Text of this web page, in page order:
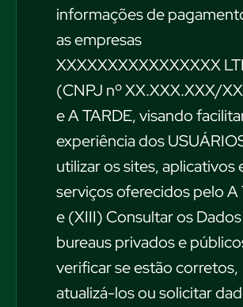
informações de
as empresas
XXXXXXXXXXXXXXXX
(CNPJ nº XX.XXX.XXX/
e A TARDE, visando
experiência dos
utilizar os sites, aplicativos
serviços oferecidos pelo A
e (XIII) Consultar os
bureaus privados e
verificar se estão corretos,
atualizá-los ou solicitar